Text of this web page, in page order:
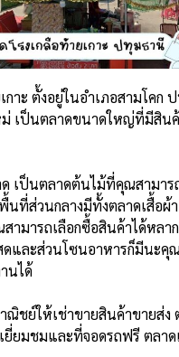
กาะ ตั้งอยู่ในอำเภอสามโคก
เป็นตลาดขนาดใหญ่ที่มีสิน
เป็นตลาดต้นไม้ที่คุณสามา
ที่ส่วนกลางมีทั้งตลาดเสื้อผ้
ามารถเลือกซื้อสินค้าได้หลา
และส่วนโซนอาหารก็มีนะคุ
นได้
ณิชย์ให้เช่าขายสินค้าขายส่ง
ยี่ยมชมและที่จอดรถฟรี ตลาด